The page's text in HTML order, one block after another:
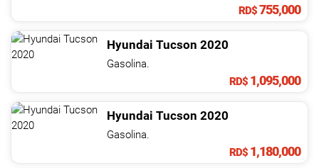
RD$755,000
Hyundai Tucson 2020
Gasolina.
RD$ 1,095,000
Hyundai Tucson 2020
Gasolina.
RD$ 1,180,000